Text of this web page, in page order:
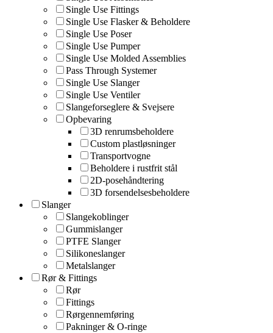
Single Use Fittings
Single Use Flasker & Beholdere
Single Use Poser
Single Use Pumper
Single Use Molded Assemblies
Pass Through Systemer
Single Use Slanger
Single Use Ventiler
Slangeforseglere & Svejsere
Opbevaring
3D renrumsbeholdere
Custom plastløsninger
Transportvogne
Beholdere i rustfrit stål
2D-posehåndtering
3D forsendelsesbeholdere
Slanger
Slangekoblinger
Gummislanger
PTFE Slanger
Silikoneslanger
Metalslanger
Rør & Fittings
Rør
Fittings
Rørgennemføring
Pakninger & O-ringe